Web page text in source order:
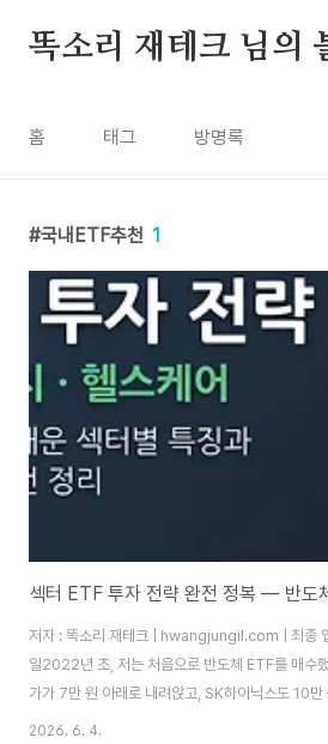
똑소리 재테크 님의
홈 태그 방명록
국내ETF추천 1
저자 : 똑소리 재테크 | hwangjungil.com | 최종
일2022년 초, 저는 처음으로 반도체 ETF를 매수
가가 7만 원 아래로 내려앉고, SK하이닉스도 10만
닥이겠지"라는 생각으로 올인하듯 들어갔더랍니다.
2026. 6. 4.